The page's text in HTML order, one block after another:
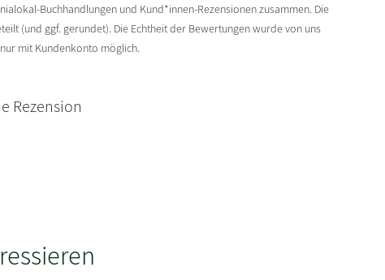
Buchhandlungen und Kund*innen-Rezensionen zusammen. Die
(und ggf. gerundet). Die Echtheit der Bewertungen wurde von uns
mit Kundenkonto möglich.
Rezension